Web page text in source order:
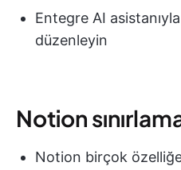
Entegre AI
düzenleyin
Notion
Notion birçok